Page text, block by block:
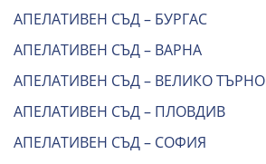
АПЕЛАТИВЕН СЪД – БУРГАС
АПЕЛАТИВЕН СЪД – ВАРНА
АПЕЛАТИВЕН СЪД – ВЕЛИКО
АПЕЛАТИВЕН СЪД – ПЛОВДИВ
АПЕЛАТИВЕН СЪД – СОФИЯ